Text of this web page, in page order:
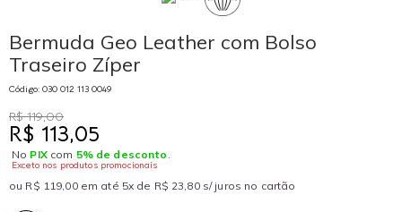
Bermuda Geo Leather com Bolso
Traseiro Zíper
Código: 030 012 113 0049
R$ 119,00
R$ 113,05
No PIXcom 5% de desconto .
Exceto nos produtos promocionais
ou R$ 119,00 em até 5x de R$ 23,80 s/ juros no cartão